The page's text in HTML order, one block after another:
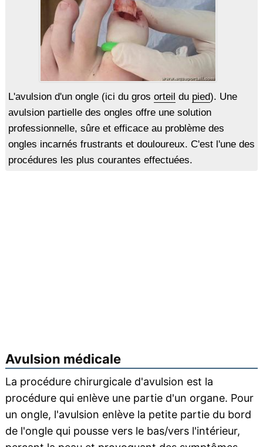
L'avulsion d'un ongle (ici du gros orteil du pied). Une
avulsion partielle des ongles offre une solution
professionnelle, sûre et efficace au problème des
ongles incarnés frustrants et douloureux. C'est l'une des
procédures les plus courantes effectuées.
Avulsion médicale
La procédure chirurgicale d'avulsion est la
procédure qui enlève une partie d'un organe. Pour
un ongle, l'avulsion enlève la petite partie du bord
de l'ongle qui pousse vers le bas/vers l'intérieur,